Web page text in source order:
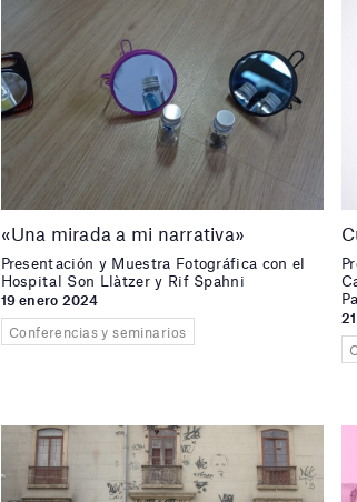
«Una mirada a mi narrativa»
Presentación y Muestra Fotográfica con el
Hospital Son Llàtzer y Rif Spahni
19 enero 2024
Conferencias y seminarios